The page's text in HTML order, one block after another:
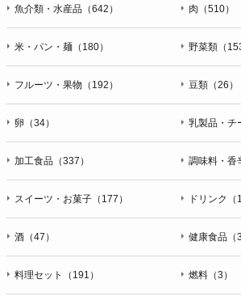
魚介類・水産品（642） 肉（510）
米・パン・麺（180） 野菜類（153
フルーツ・果物（192） 豆類（26）
卵（34） 乳製品・チ
加工食品（337） 調味料・香
スイーツ・お菓子（177） ドリンク（
酒（47） 健康食品（
料理セット（191） 燃料（3）